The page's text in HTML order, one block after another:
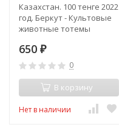
Казахстан. 100 тенге 2022
год. Беркут - Культовые
животные тотемы
650 ₽
0
В корзину
Нет в наличии